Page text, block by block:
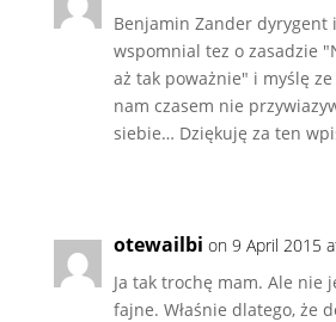
Benjamin Zander
wspomnial tez o zasadzie
aż tak poważnie" i myślę ze
nam czasem nie
siebie… Dziękuję za ten
otewailbi on 9 April 2015
Ja tak trochę mam. Ale nie
fajne. Właśnie dlatego, że